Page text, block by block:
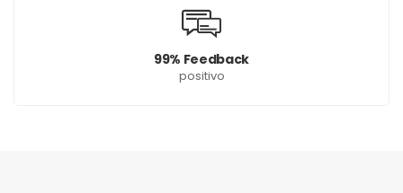
99% Feedback
positivo